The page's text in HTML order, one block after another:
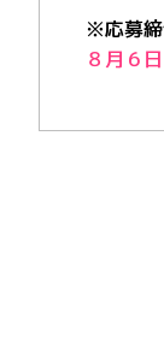
※応募
８月６